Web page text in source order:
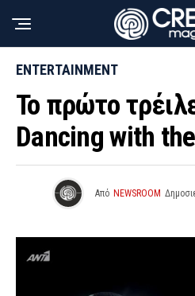
ENTERTAINMENT
Το πρώτο
Dancing with
Από NEWSROOM